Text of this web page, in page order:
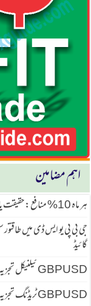
اہم مضامین
ہر ماہ 10% منافع: حقیقت یا خواب؟
جی بی پی یو ایس ڈی میں
گائیڈ
GBPUSD ٹیکنیکل تجزیہ، رجحان، سپورٹ اور ٹریڈ سیٹ اپ
GBPUSD ٹریڈنگ تجزیہ – H4 ٹرینڈ اور M15 انٹری کا ہائی پروبیبلٹی سیٹ اپ